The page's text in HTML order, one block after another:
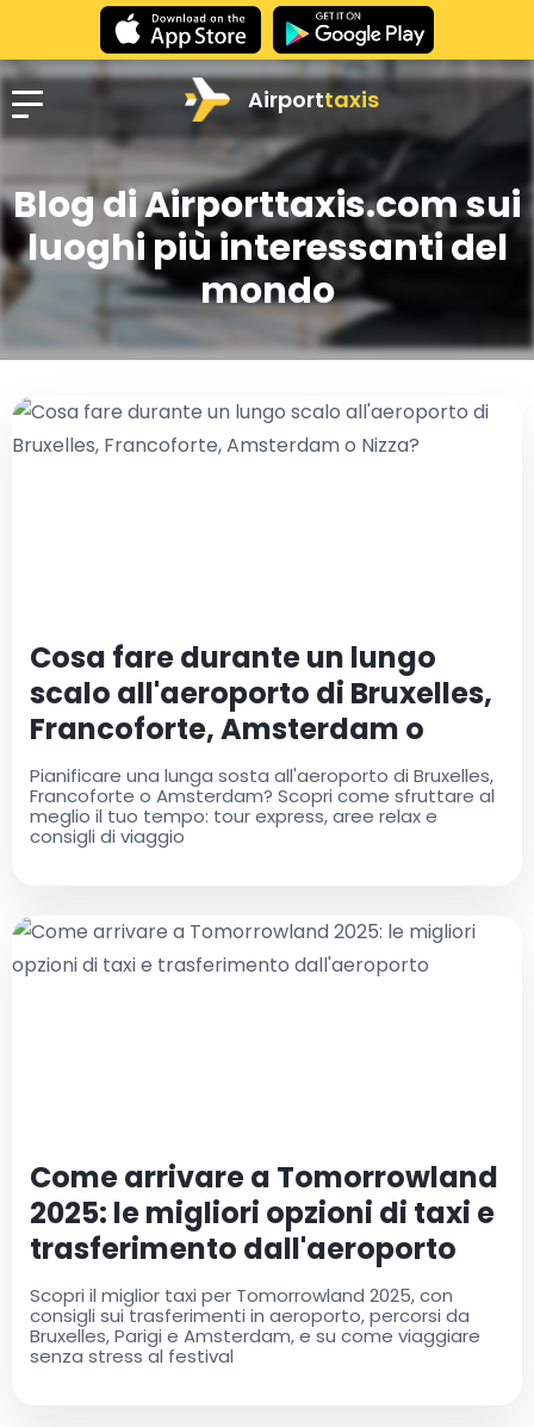
Airporttaxis
Blog di Airporttaxis.com sui
luoghi più interessanti del
mondo
Cosa fare durante un lungo
scalo all'aeroporto di Bruxelles,
Francoforte, Amsterdam o
Nizza?
Pianificare una lunga sosta all'aeroporto di Bruxelles,
Francoforte o Amsterdam? Scopri come sfruttare al
meglio il tuo tempo: tour express, aree relax e
consigli di viaggio
Come arrivare a Tomorrowland
2025: le migliori opzioni di taxi e
trasferimento dall'aeroporto
Scopri il miglior taxi per Tomorrowland 2025, con
consigli sui trasferimenti in aeroporto, percorsi da
Bruxelles, Parigi e Amsterdam, e su come viaggiare
senza stress al festival